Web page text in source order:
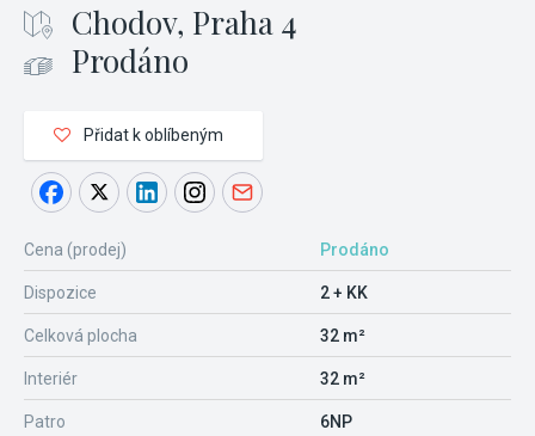
Chodov, Praha 4
Prodáno
Přidat k oblíbeným
Cena (prodej) Prodáno
Dispozice 2 + KK
Celková plocha 32 m²
Interiér 32 m²
Patro 6NP